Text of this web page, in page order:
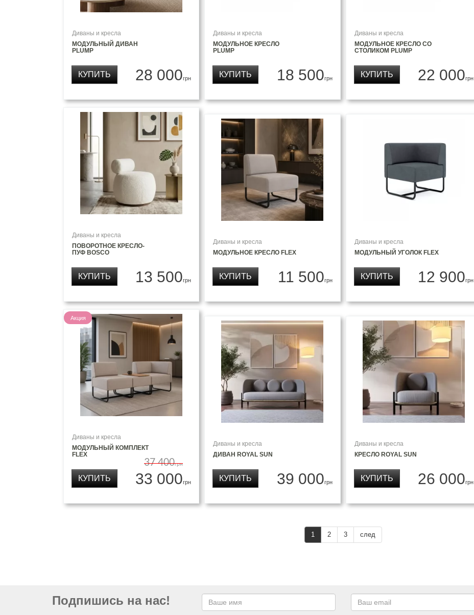
Диваны и кресла
МОДУЛЬНЫЙ ДИВАН
PLUMP
28 000грн
КУПИТЬ
Диваны и кресла
МОДУЛЬНОЕ КРЕСЛО
PLUMP
18 500грн
КУПИТЬ
Диваны и кресла
МОДУЛЬНОЕ КРЕСЛО СО
СТОЛИКОМ PLUMP
22 000грн
КУПИТЬ
Диваны и кресла
ПОВОРОТНОЕ КРЕСЛО-
ПУФ BOSCO
13 500грн
КУПИТЬ
Диваны и кресла
МОДУЛЬНОЕ КРЕСЛО FLEX
11 500грн
КУПИТЬ
Диваны и кресла
МОДУЛЬНЫЙ УГОЛОК FLEX
12 900грн
КУПИТЬ
Акция
Диваны и кресла
МОДУЛЬНЫЙ КОМПЛЕКТ
FLEX
37 400грн
33 000грн
КУПИТЬ
Диваны и кресла
ДИВАН ROYAL SUN
39 000грн
КУПИТЬ
Диваны и кресла
КРЕСЛО ROYAL SUN
26 000грн
КУПИТЬ
1 2 3 след
Подпишись на нас!